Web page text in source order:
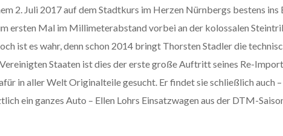
2. Juli 2017 auf dem Stadtkurs im Herzen Nürnbergs bestens ins
ersten Mal im Millimeterabstand vorbei an der kolossalen
ist es wahr, denn schon 2014 bringt Thorsten Stadler die
Staaten ist dies der erste große Auftritt seines Re-
in aller Welt Originalteile gesucht. Er findet sie schließlich auch
ein ganzes Auto – Ellen Lohrs Einsatzwagen aus der DTM-